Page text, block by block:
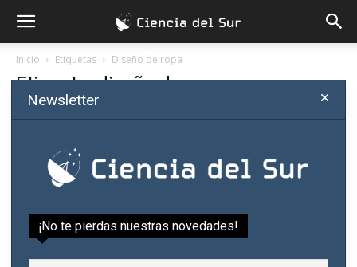
Inicio Etiquetas Diseño de ropa
Etiqueta: diseño de ropa
Newsletter
¡No te pierdas nuestras novedades!